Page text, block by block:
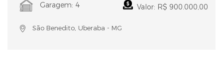
Garagem: 4 Valor: R$ 900.000,00
São Benedito, Uberaba - MG